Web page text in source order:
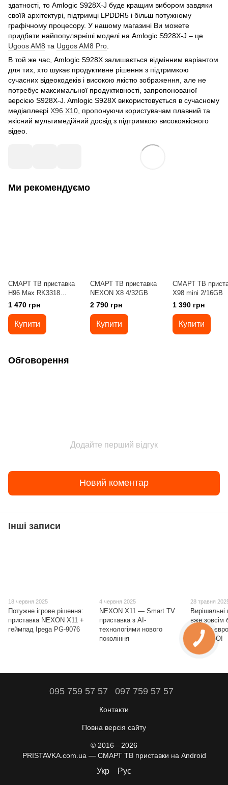
здатності, то Amlogic S928X-J буде кращим вибором завдяки
своїй архітектурі, підтримці LPDDR5 і більш потужному
графічному процесору. У нашому магазині Ви можете
придбати найпопулярніші моделі на Amlogic S928X-J – це
Ugoos AM8 та Uggos AM8 Pro
В той же час, Amlogic S928X залишається відмінним варіантом
для тих, хто шукає продуктивне рішення з підтримкою
сучасних відеокодеків і високою якістю зображення, але не
потребує максимальної продуктивності, запропонованої
версією S928X-J. Amlogic S928X використовується в сучасному
медіаплеєрі X96 X10 , пропонуючи користувачам плавний та
якісний мультимедійний досвід з підтримкою високоякісного
відео.
Ми рекомендуємо
СМАРТ ТВ приставка
H96 Max RK3318
2/16GB
1 470 грн
Купити
СМАРТ ТВ приставка
NEXON X8 4/32GB
2 790 грн
Купити
СМАРТ ТВ
X98 mini 2/16GB
1 390 грн
Купити
Обговорення
Додайте перший відгук
Новий коментар
Інші записи
18 червня 2025
Потужне ігрове рішення:
приставка NEXON X11 +
геймпад Ipega PG-9076
4 червня 2025
NEXON X11 — Smart TV
приставка з AI-
технологіями нового
покоління
28 травня
Вирішальні
вже зовсім
фінали
MEGOGO!
095 759 57 57 097 759 57 57
Контакти
Повна версія сайту
© 2016—2026
PRISTAVKA.com.ua — СМАРТ ТВ приставки на Android
Укр Рус